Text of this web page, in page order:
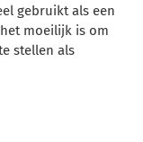
gebruikt als een
moeilijk is om
stellen als